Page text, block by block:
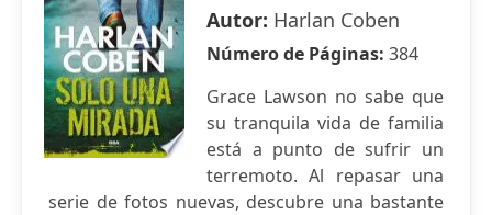
Autor: Harlan Coben
Número de Páginas: 384
Grace Lawson no sabe que
su tranquila vida de familia
está a punto de sufrir un
terremoto. Al repasar una
serie de fotos nuevas, descubre una bastante